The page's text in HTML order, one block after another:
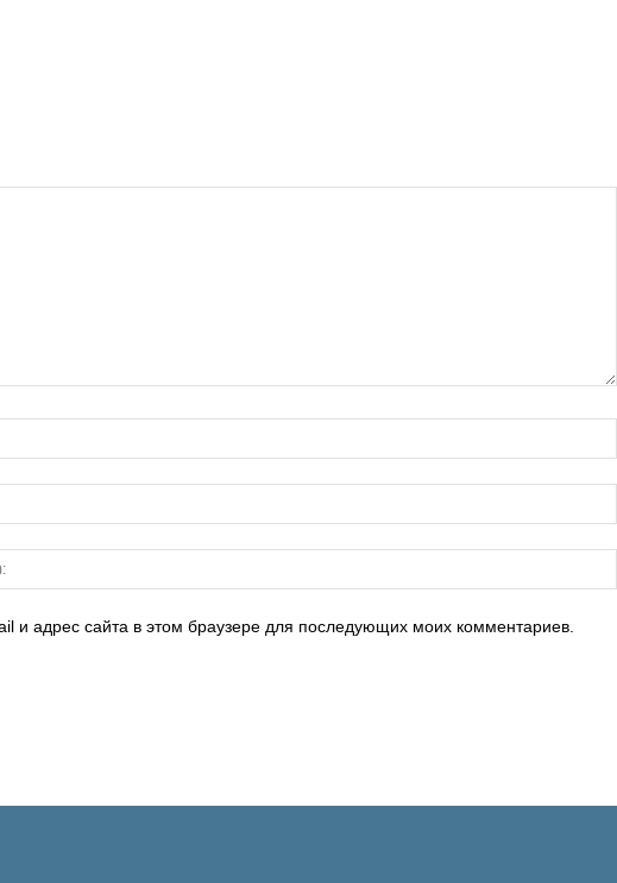
и адрес сайта в этом браузере для последующих моих комментариев.